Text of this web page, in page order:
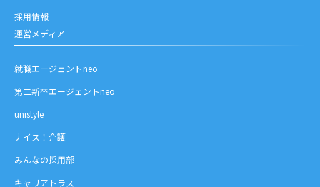
採用情報
運営メディア
就職エージェントneo
第二新卒エージェントneo
unistyle
ナイス！介護
みんなの採用部
キャリアトラス